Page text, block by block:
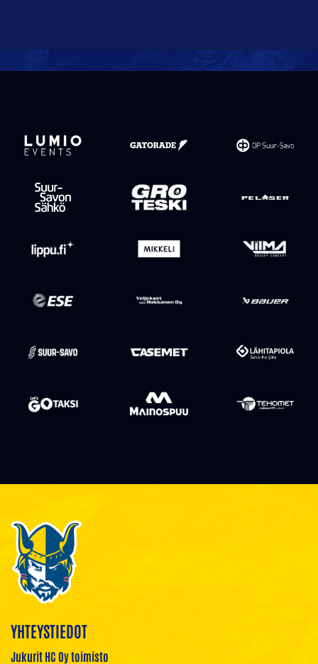
YHTEYSTIEDOT
Jukurit HC Oy toimisto